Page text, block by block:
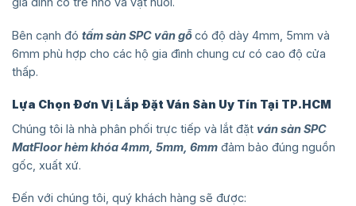
Bên cạnh đó tấm sàn SPC vân gỗcó độ dày 4mm, 5mm và
6mm phù hợp cho các hộ gia đình chung cư có cao độ cửa
thấp.
Lựa Chọn Đơn Vị Lắp Đặt Ván Sàn Uy Tín Tại TP.HCM
Chúng tôi là nhà phân phối trực tiếp và lắt đặt ván sàn SPC
MatFloor hèm khóa 4mm, 5mm, 6mm đảm bảo đúng nguồn
gốc, xuất xứ.
Đến với chúng tôi, quý khách hàng sẽ được: